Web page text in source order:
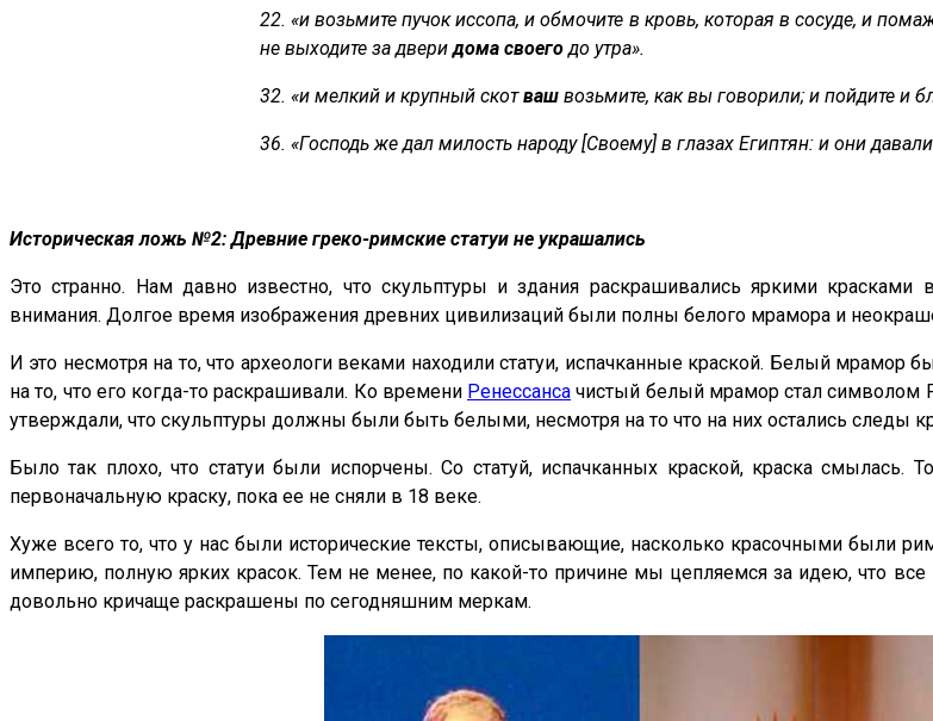
22. «и возьмите пучок иссопа, и обмочите в кровь, которая в сосуде, и
не выходите за дверидома своегодо утра».
32. «и мелкий и крупный скотваш возьмите, как вы говорили; и пойдите и
36. «Господь же дал милость народу [Своему] в глазах Египтян: и они
Историческая ложь №2: Древние греко-римские статуи не украшались
Это странно. Нам давно известно, что скульптуры и здания раскрашивались яркими
внимания. Долгое время изображения древних цивилизаций были полны белого мрамора и
И это несмотря на то, что археологи веками находили статуи, испачканные краской. Белый
на то, что его когда-то раскрашивали. Ко времени Ренессанса чистый белый мрамор стал символом
утверждали, что скульптуры должны были быть белыми, несмотря на то что на них остались следы
Было так плохо, что статуи были испорчены. Со статуй, испачканных краской, краска смылась.
первоначальную краску, пока ее не сняли в 18 веке.
Хуже всего то, что у нас были исторические тексты, описывающие, насколько красочными были
империю, полную ярких красок. Тем не менее, по какой-то причине мы цепляемся за идею, что
довольно кричаще раскрашены по сегодняшним меркам.